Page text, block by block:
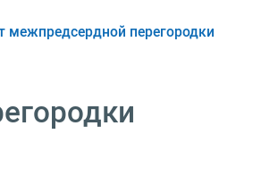
межпредсердной перегородки